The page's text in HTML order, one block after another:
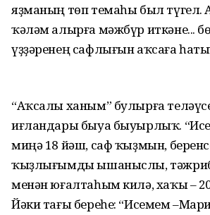
яҙманың төп темаһы был түгел.
ҡәләм алырға мәжбүр иткәне...
үҙҙәренең сафлығын аҡсаға
“Аҡсалы ханым” булырға
иғландары быуа быуырлыҡ.
миңә 18 йәш, саф ҡыҙмын,
ҡыҙлығымды ышаныслы,
менән юғалтаһым килә, хаҡы –
Йәки тағы береһе: “Исемем